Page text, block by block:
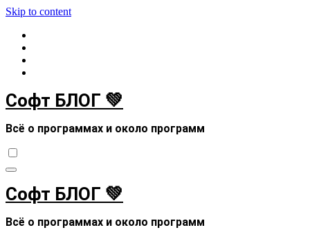
Skip to content
Софт БЛОГ 💚
Всё о программах и около программ
Софт БЛОГ 💚
Всё о программах и около программ